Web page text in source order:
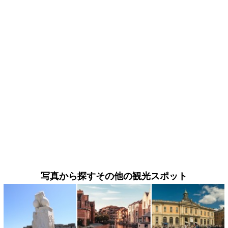
写真から探すその他の観光スポット